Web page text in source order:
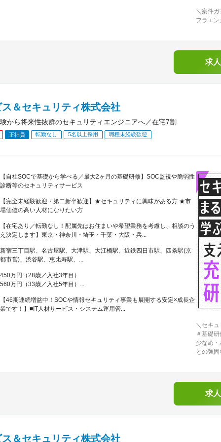
＼案件
フラエ
求
＆セキュリティ株式会社
から将来性抜群のセキュリティエンジニアへ／在宅7割
正社員 転勤なし 5名以上採用 職種未経験歓迎
【自社SOCで基礎から学べる／最大2ヶ月の基礎研修】SOC監視や脆弱性
診断等のセキュリティサービス
【完全未経験歓迎・第二新卒歓迎】★セキュリティに興味がある方 ★市
場価値の高い人材になりたい方
【在宅あり／転勤なし！配属先はお住まいや希望業務を考慮し、相談のう
え決定します】東京・神奈川・埼玉・千葉・大阪・兵...
新宿三丁目駅、名古屋駅、大津駅、大江橋駅、近鉄四日市駅、四条駅(京
都市営)、渋谷駅、恵比寿駅、...
450万円（28歳／入社3年目）
560万円（33歳／入社5年目）...
【46期連続増益中！SOCや情報セキュリティ事業も展開する安定×成長企
業です！】■IT人材サービス・システム運用管...
＼セキ
＃基礎
少なめ
との強
求
＆セキュリティ株式会社